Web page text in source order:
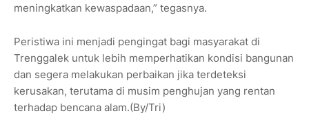
meningkatkan kewaspadaan,” tegasnya.
Peristiwa ini menjadi pengingat bagi masyarakat di
Trenggalek untuk lebih memperhatikan kondisi bangunan
dan segera melakukan perbaikan jika terdeteksi
kerusakan, terutama di musim penghujan yang rentan
terhadap bencana alam.(By/Tri)